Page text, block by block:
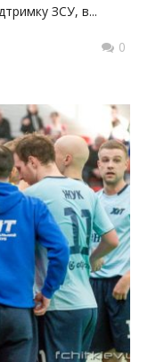
ЗСУ, в...
0